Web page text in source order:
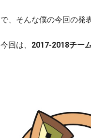
で、そんな僕の今回の発
今回は、 2017-2018チー